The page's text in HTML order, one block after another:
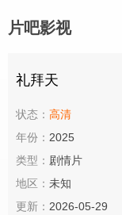
片吧影视
礼拜天
状态： 高清
年份： 2025
类型： 剧情片
地区： 未知
更新： 2026-05-29